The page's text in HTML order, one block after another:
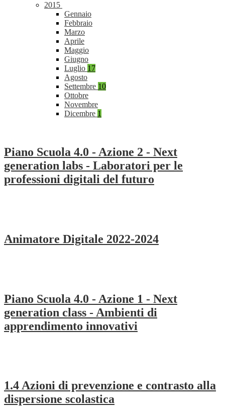
2015
Gennaio
Febbraio
Marzo
Aprile
Maggio
Giugno
Luglio 17
Agosto
Settembre 10
Ottobre
Novembre
Dicembre 1
Piano Scuola 4.0 - Azione 2 - Next
generation labs - Laboratori per le
professioni digitali del futuro
Animatore Digitale 2022-2024
Piano Scuola 4.0 - Azione 1 - Next
generation class - Ambienti di
apprendimento innovativi
1.4 Azioni di prevenzione e contrasto alla
dispersione scolastica